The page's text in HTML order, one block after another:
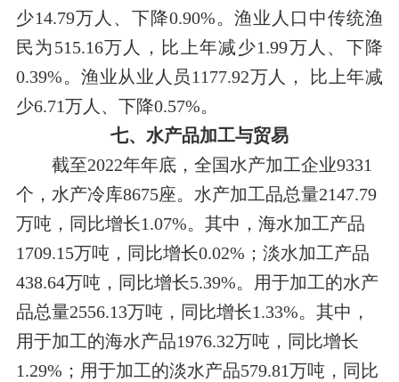
少14.79万人、下降0.90%。渔业人口中传统渔
民为515.16万人，比上年减少1.99万人、下降
0.39%。渔业从业人员1177.92万人， 比上年减
少6.71万人、下降0.57%。
七、水产品加工与贸易
截至2022年年底，全国水产加工企业9331
个，水产冷库8675座。水产加工品总量2147.79
万吨，同比增长1.07%。其中，海水加工产品
1709.15万吨，同比增长0.02%；淡水加工产品
438.64万吨，同比增长5.39%。用于加工的水产
品总量2556.13万吨，同比增长1.33%。其中，
用于加工的海水产品1976.32万吨，同比增长
1.29%；用于加工的淡水产品579.81万吨，同比